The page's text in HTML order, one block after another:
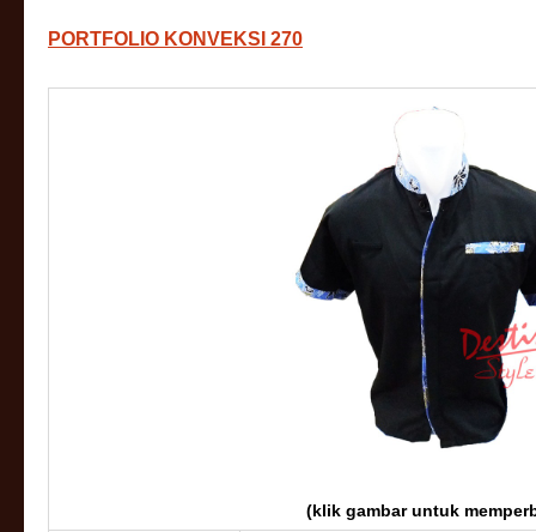
PORTFOLIO KONVEKSI 270
(klik gambar untuk